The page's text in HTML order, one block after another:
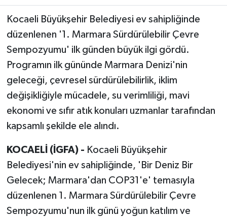
Kocaeli Büyükşehir Belediyesi ev sahipliğinde
düzenlenen '1. Marmara Sürdürülebilir Çevre
Sempozyumu' ilk günden büyük ilgi gördü.
Programın ilk gününde Marmara Denizi'nin
geleceği, çevresel sürdürülebilirlik, iklim
değişikliğiyle mücadele, su verimliliği, mavi
ekonomi ve sıfır atık konuları uzmanlar tarafından
kapsamlı şekilde ele alındı.
KOCAELİ (İGFA) - Kocaeli Büyükşehir
Belediyesi'nin ev sahipliğinde, 'Bir Deniz Bir
Gelecek; Marmara'dan COP31'e' temasıyla
düzenlenen 1. Marmara Sürdürülebilir Çevre
Sempozyumu'nun ilk günü yoğun katılım ve